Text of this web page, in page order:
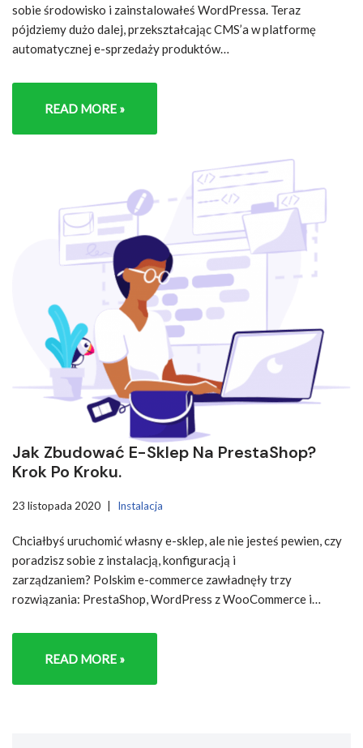
sobie środowisko i zainstalowałeś WordPressa. Teraz
pójdziemy dużo dalej, przekształcając CMS’a w platformę
automatycznej e-sprzedaży produktów…
READ MORE »
Jak Zbudować E-Sklep Na PrestaShop?
Krok Po Kroku.
23 listopada 2020 Instalacja
Chciałbyś uruchomić własny e-sklep, ale nie jesteś pewien, czy
poradzisz sobie z instalacją, konfiguracją i
zarządzaniem? Polskim e-commerce zawładnęły trzy
rozwiązania: PrestaShop, WordPress z WooCommerce i…
READ MORE »